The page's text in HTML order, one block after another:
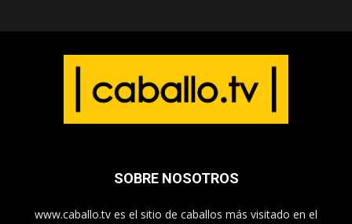
SOBRE NOSOTROS
www.caballo.tv es el sitio de caballos más visitado en el